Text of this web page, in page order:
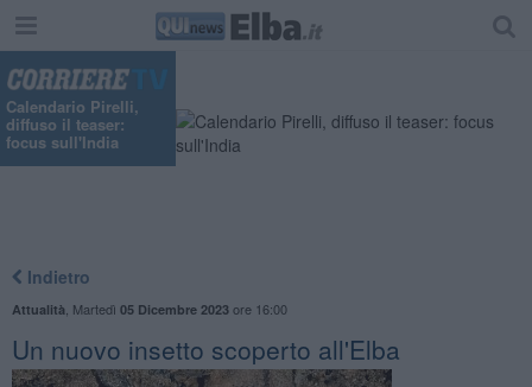
Calendario Pirelli,
diffuso il teaser:
focus sull'India
Indietro
Attualità Martedì 05 Dicembre 2023ore 16:00
Un nuovo insetto scoperto all'Elba